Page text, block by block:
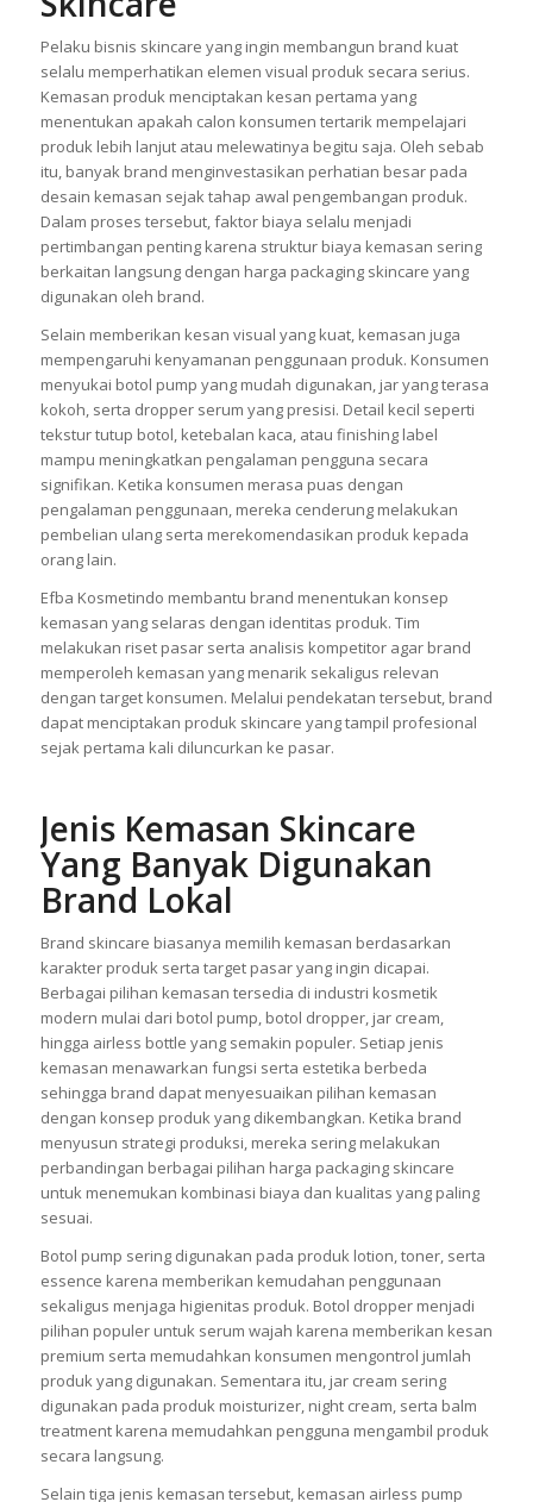
Pelaku bisnis skincare yang ingin membangun brand kuat
selalu memperhatikan elemen visual produk secara serius.
Kemasan produk menciptakan kesan pertama yang
menentukan apakah calon konsumen tertarik mempelajari
produk lebih lanjut atau melewatinya begitu saja. Oleh sebab
itu, banyak brand menginvestasikan perhatian besar pada
desain kemasan sejak tahap awal pengembangan produk.
Dalam proses tersebut, faktor biaya selalu menjadi
pertimbangan penting karena struktur biaya kemasan sering
berkaitan langsung dengan harga packaging skincare yang
digunakan oleh brand.
Selain memberikan kesan visual yang kuat, kemasan juga
mempengaruhi kenyamanan penggunaan produk. Konsumen
menyukai botol pump yang mudah digunakan, jar yang terasa
kokoh, serta dropper serum yang presisi. Detail kecil seperti
tekstur tutup botol, ketebalan kaca, atau finishing label
mampu meningkatkan pengalaman pengguna secara
signifikan. Ketika konsumen merasa puas dengan
pengalaman penggunaan, mereka cenderung melakukan
pembelian ulang serta merekomendasikan produk kepada
orang lain.
Efba Kosmetindo membantu brand menentukan konsep
kemasan yang selaras dengan identitas produk. Tim
melakukan riset pasar serta analisis kompetitor agar brand
memperoleh kemasan yang menarik sekaligus relevan
dengan target konsumen. Melalui pendekatan tersebut, brand
dapat menciptakan produk skincare yang tampil profesional
sejak pertama kali diluncurkan ke pasar.
Jenis Kemasan Skincare
Yang Banyak Digunakan
Brand Lokal
Brand skincare biasanya memilih kemasan berdasarkan
karakter produk serta target pasar yang ingin dicapai.
Berbagai pilihan kemasan tersedia di industri kosmetik
modern mulai dari botol pump, botol dropper, jar cream,
hingga airless bottle yang semakin populer. Setiap jenis
kemasan menawarkan fungsi serta estetika berbeda
sehingga brand dapat menyesuaikan pilihan kemasan
dengan konsep produk yang dikembangkan. Ketika brand
menyusun strategi produksi, mereka sering melakukan
perbandingan berbagai pilihan harga packaging skincare
untuk menemukan kombinasi biaya dan kualitas yang paling
sesuai.
Botol pump sering digunakan pada produk lotion, toner, serta
essence karena memberikan kemudahan penggunaan
sekaligus menjaga higienitas produk. Botol dropper menjadi
pilihan populer untuk serum wajah karena memberikan kesan
premium serta memudahkan konsumen mengontrol jumlah
produk yang digunakan. Sementara itu, jar cream sering
digunakan pada produk moisturizer, night cream, serta balm
treatment karena memudahkan pengguna mengambil produk
secara langsung.
Selain tiga jenis kemasan tersebut, kemasan airless pump